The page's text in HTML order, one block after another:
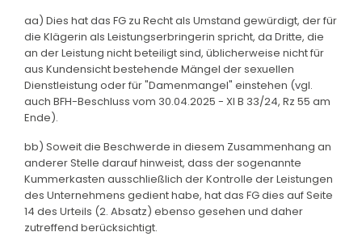
aa) Dies hat das FG zu Recht als Umstand gewürdigt, der für
die Klägerin als Leistungserbringerin spricht, da Dritte, die
an der Leistung nicht beteiligt sind, üblicherweise nicht für
aus Kundensicht bestehende Mängel der sexuellen
Dienstleistung oder für "Damenmangel" einstehen (vgl.
auch BFH-Beschluss vom 30.04.2025 - XI B 33/24, Rz 55 am
Ende).
bb) Soweit die Beschwerde in diesem Zusammenhang an
anderer Stelle darauf hinweist, dass der sogenannte
Kummerkasten ausschließlich der Kontrolle der Leistungen
des Unternehmens gedient habe, hat das FG dies auf Seite
14 des Urteils (2. Absatz) ebenso gesehen und daher
zutreffend berücksichtigt.